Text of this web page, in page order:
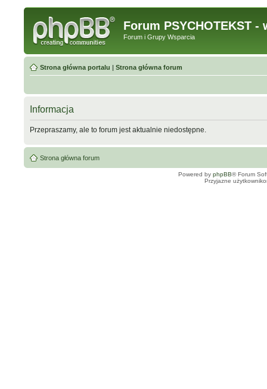
Forum PSYCHOTEKST
Forum i Grupy Wsparcia
Strona główna portalu | Strona główna forum
Informacja
Przepraszamy, ale to forum jest aktualnie niedostępne.
Strona główna forum
Powered by phpBB® Forum
Przyjazne